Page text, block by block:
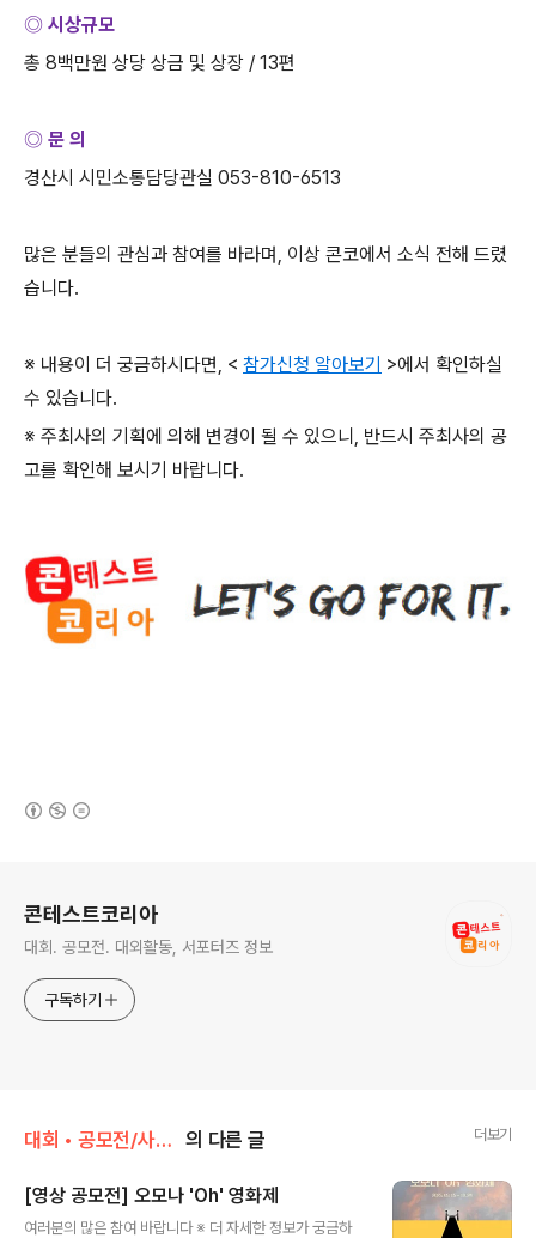
◎ 시상규모
총 8백만원 상당 상금 및 상장 / 13편
◎ 문 의
경산시 시민소통담당관실 053-810-6513
많은 분들의 관심과 참여를 바라며, 이상 콘코에서 소식 전해 드렸
습니다.
※ 내용이 더 궁금하시다면, < 참가신청 알아보기 >에서 확인하실
수 있습니다.
※ 주최사의 기획에 의해 변경이 될 수 있으니 , 반드시 주최사의 공
고를 확인해 보시기 바랍니다.
콘테스트코리아
대회. 공모전. 대외활동, 서포터즈 정보
구독하기
대회 • 공모전/사진 • 영상 의 다른 글 더보기
[영상 공모전] 오모나 'Oh' 영화제
여러분의 많은 참여 바랍니다 ※ 더 자세한 정보가 궁금하